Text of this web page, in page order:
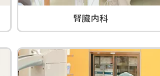
腎臓内科